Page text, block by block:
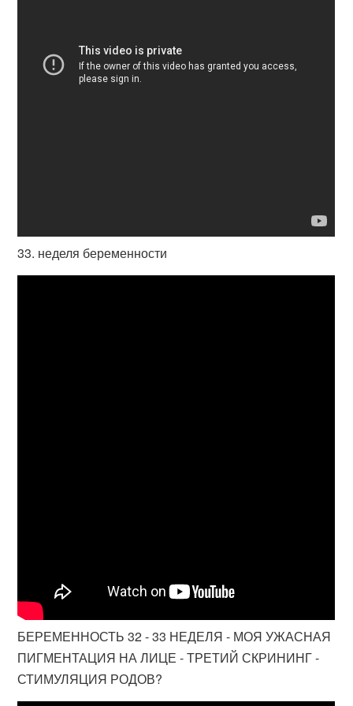
33. неделя беременности
БЕРЕМЕННОСТЬ 32 - 33 НЕДЕЛЯ - МОЯ УЖАСНАЯ
ПИГМЕНТАЦИЯ НА ЛИЦЕ - ТРЕТИЙ СКРИНИНГ -
СТИМУЛЯЦИЯ РОДОВ?